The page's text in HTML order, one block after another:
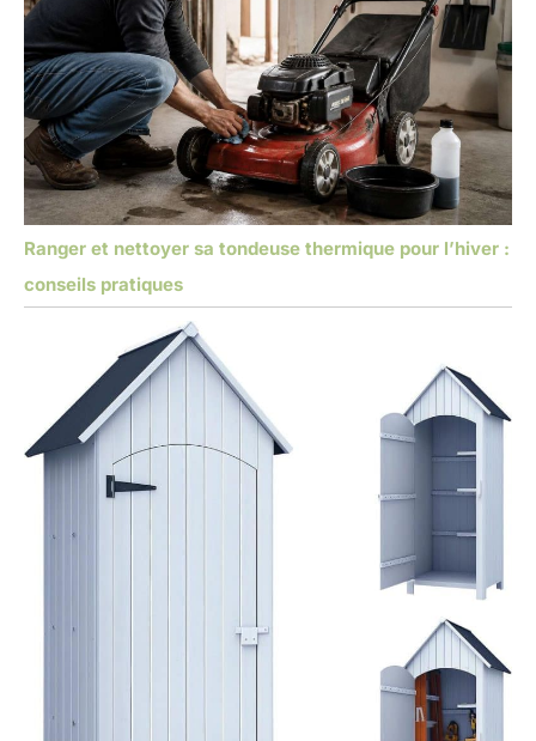
Ranger et nettoyer sa tondeuse thermique pour l’hiver :
conseils pratiques